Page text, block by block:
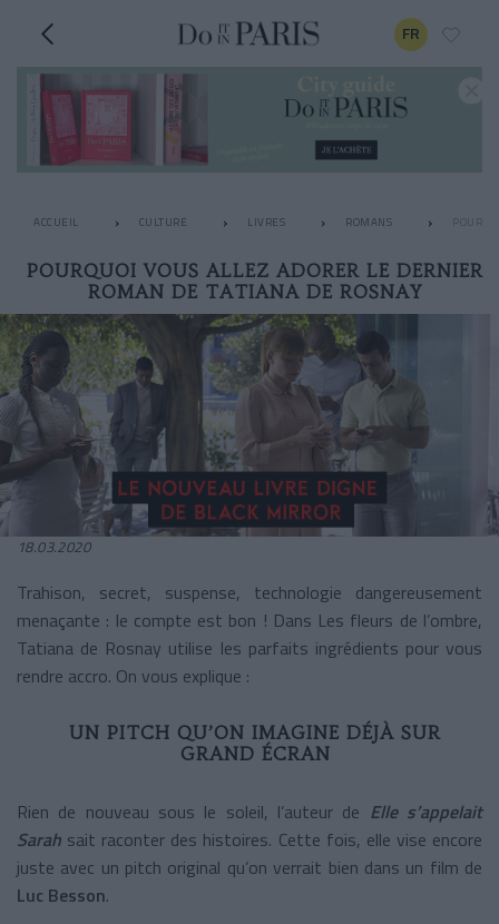
FR
ACCUEIL CULTURE LIVRES ROMANS
POURQUOI VOUS ALLEZ ADORER LE DERNIER
ROMAN DE TATIANA DE ROSNAY
18.03.2020
Trahison, secret, suspense, technologie dangereusement
menaçante : le compte est bon ! Dans Les fleurs de l’ombre,
Tatiana de Rosnay utilise les parfaits ingrédients pour vous
rendre accro. On vous explique :
UN PITCH QU’ON IMAGINE DÉJÀ SUR
GRAND ÉCRAN
Rien de nouveau sous le soleil, l’auteur de Elle s’appelait
Sarah sait raconter des histoires. Cette fois, elle vise encore
juste avec un pitch original qu’on verrait bien dans un film de
Luc Besson.